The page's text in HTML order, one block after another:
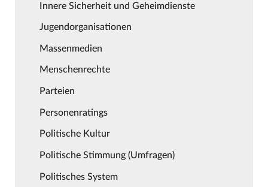
Innere Sicherheit und Geheimdienste
Jugendorganisationen
Massenmedien
Menschenrechte
Parteien
Personenratings
Politische Kultur
Politische Stimmung (Umfragen)
Politisches System